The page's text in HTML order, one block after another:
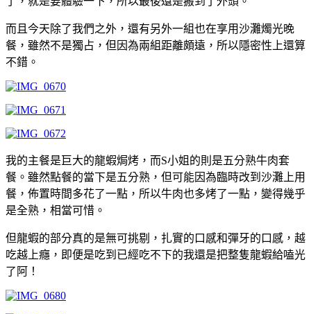
而且今天除了我們之外，還有另外一組也在享用沙灘燭光晚
餐，雖然不是獨占，但因為兩組距離頗遠，所以隱密性上還算
不錯。
我的主餐是巨大的龍蝦焗烤，而S小姐的則是五分熟牛肉套
餐。雖然點餐的當下是五分熟，但可能因為臨時改到沙灘上用
餐，佈置時間多花了一點，所以牛肉也多烤了一點，變得幾乎
是全熟，相當可惜。
但龍蝦的部分真的是無可挑剔，扎實的口感和彈牙的口感，越
吃越上癮，即便是吃到已經吃不下的我還是把整隻龍蝦給嗑光
了阿！